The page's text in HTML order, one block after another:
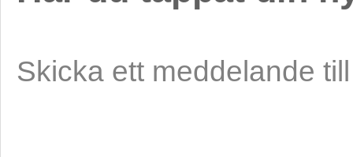
Skicka ett meddelande